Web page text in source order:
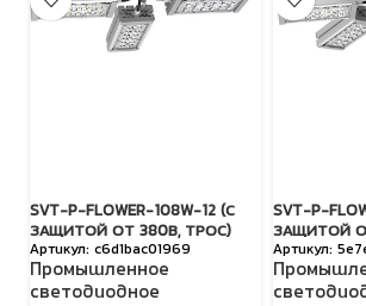
SVT-P-FLOWER-108W-12 (С
ЗАЩИТОЙ ОТ 380В, ТРОС)
c6d1bac01969
Промышленное
светодиодное
SVT-P-
ЗАЩИТОЙ